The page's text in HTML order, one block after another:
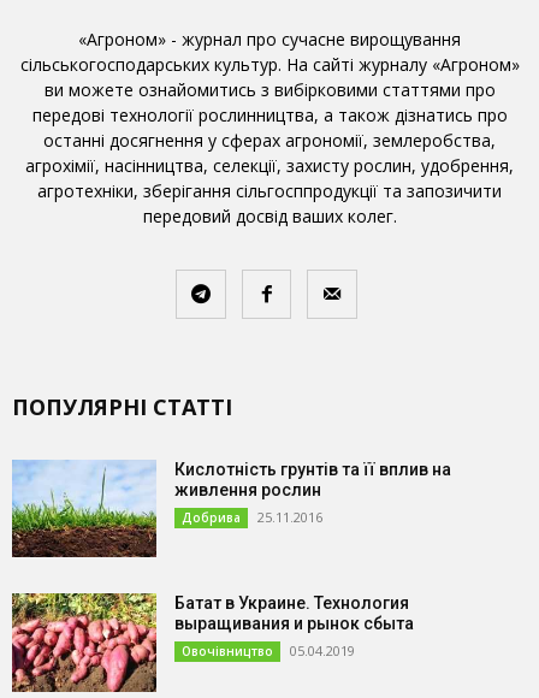
«Агроном» - журнал про сучасне вирощування
сільськогосподарських культур. На сайті журналу «Агроном»
ви можете ознайомитись з вибірковими статтями про
передові технології рослинництва, а також дізнатись про
останні досягнення у сферах агрономії, землеробства,
агрохімії, насінництва, селекції, захисту рослин, удобрення,
агротехніки, зберігання сільгосппродукції та запозичити
передовий досвід ваших колег.
ПОПУЛЯРНІ СТАТТІ
Кислотність грунтів та її вплив на
живлення рослин
Добрива 25.11.2016
Батат в Украине. Технология
выращивания и рынок сбыта
Овочівництво 05.04.2019